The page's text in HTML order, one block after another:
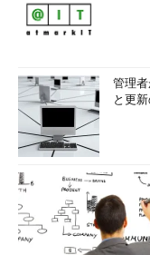
管理
と更